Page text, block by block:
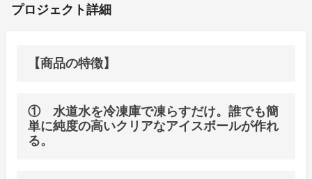
プロジェクト詳細
【商品の特徴】
① 水道水を冷凍庫で凍らすだけ。誰でも簡
単に純度の高いクリアなアイスボールが作れ
る。